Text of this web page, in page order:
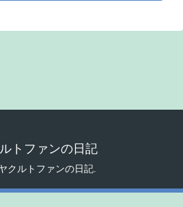
トファンの日記
クルトファンの日記.